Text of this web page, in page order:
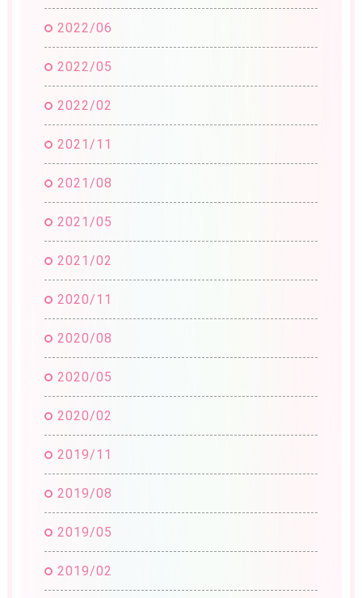
2022/06
2022/05
2022/02
2021/11
2021/08
2021/05
2021/02
2020/11
2020/08
2020/05
2020/02
2019/11
2019/08
2019/05
2019/02